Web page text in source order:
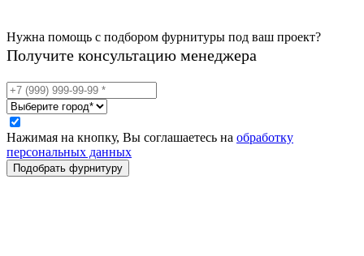
Нужна помощь с подбором фурнитуры под ваш проект?
Получите консультацию менеджера
Нажимая на кнопку, Вы соглашаетесь на обработку
персональных данных